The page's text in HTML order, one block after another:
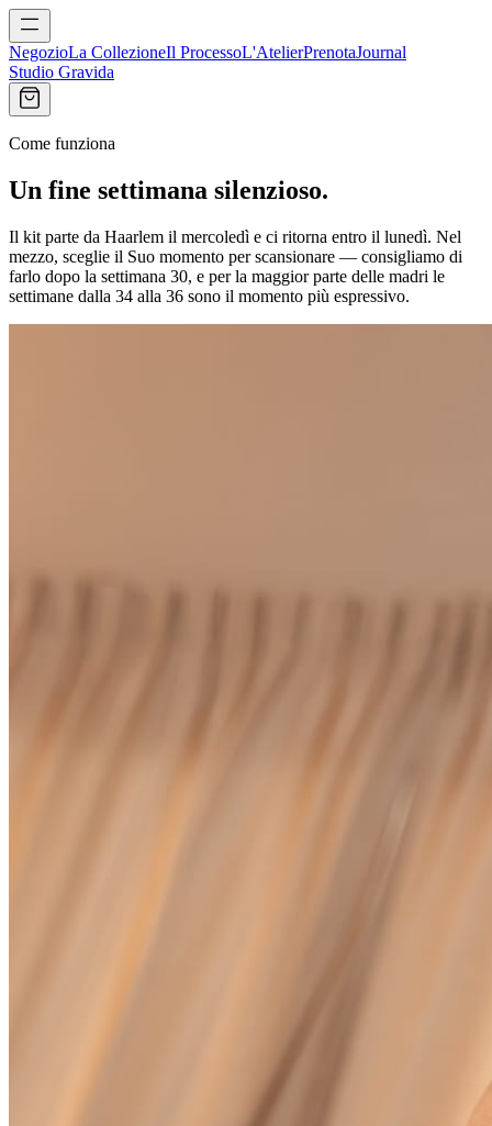
NegozioLa CollezioneIl ProcessoL'AtelierPrenotaJournal
Studio Gravida
Come funziona
Un fine settimana silenzioso.
Il kit parte da Haarlem il mercoledì e ci ritorna entro il lunedì. Nel
mezzo, sceglie il Suo momento per scansionare — consigliamo di
farlo dopo la settimana 30, e per la maggior parte delle madri le
settimane dalla 34 alla 36 sono il momento più espressivo.